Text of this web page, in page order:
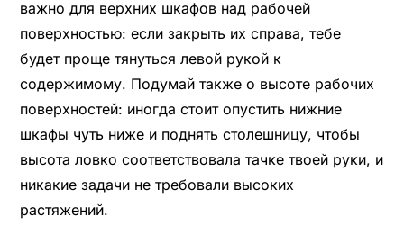
важно для верхних шкафов над рабочей
поверхностью: если закрыть их справа, тебе
будет проще тянуться левой рукой к
содержимому. Подумай также о высоте рабочих
поверхностей: иногда стоит опустить нижние
шкафы чуть ниже и поднять столешницу, чтобы
высота ловко соответствовала тачке твоей руки, и
никакие задачи не требовали высоких
растяжений.